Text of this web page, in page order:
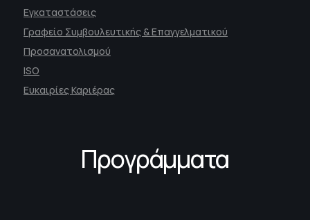
Εγκαταστάσεις
Γραφείο Συμβουλευτικής & Επαγγελματικού
Προσανατολισμού
ISO
Ευκαιρίες Καριέρας
Προγράμματα